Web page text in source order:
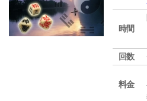
時間
回数
料金